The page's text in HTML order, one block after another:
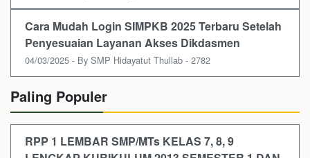
Cara Mudah Login SIMPKB 2025 Terbaru Setelah
Penyesuaian Layanan Akses Dikdasmen
04/03/2025 - By SMP Hidayatut Thullab - 2782
Paling Populer
RPP 1 LEMBAR SMP/MTs KELAS 7, 8, 9